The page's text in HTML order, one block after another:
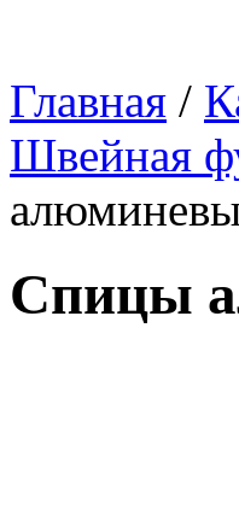
Главная /
Швейная
Спицы